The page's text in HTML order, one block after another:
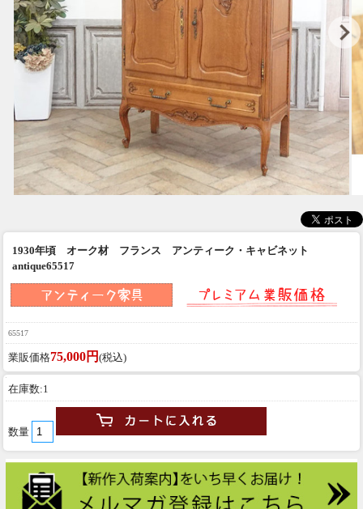
1930年頃 オーク材 フランス アンティーク・キャビネット
antique65517
65517
業販価格75,000円 (税込)
在庫数:1
数量